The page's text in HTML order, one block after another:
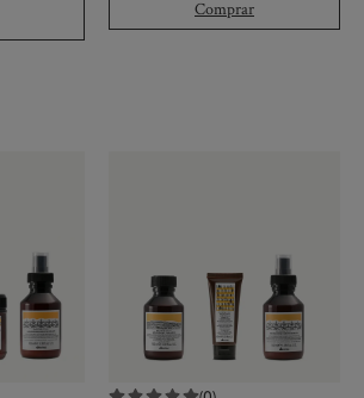
Comprar